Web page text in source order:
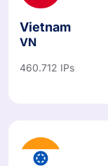
Vietnam
VN